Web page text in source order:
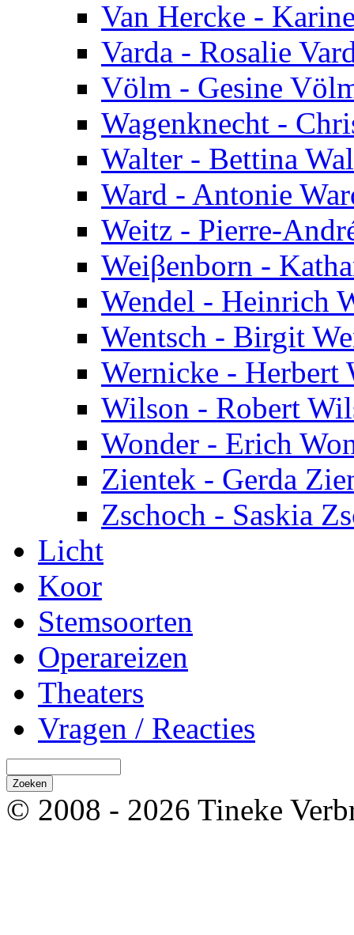
Van Hercke -
Varda - Rosalie
Völm - Gesine
Wagenknecht -
Walter - Bettina
Ward - Antonie
Weitz - Pierre-
Weiβenborn -
Wendel - Heinrich
Wentsch - Birgit
Wernicke - Herbert
Wilson - Robert
Wonder - Erich
Zientek - Gerda
Zschoch - Saskia
Licht
Koor
Stemsoorten
Operareizen
Theaters
Vragen / Reacties
© 2008 - 2026 Tineke